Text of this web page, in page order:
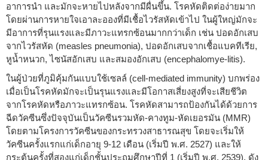
อาการนำ และมักจะหายไปหลังจากมีผื่นขึ้น. โรคหัดติดต่อง่ายมาก
โดยผ่านการหายใจเอาละอองที่มีเชื้อไวรัสหัดเข้าไป ในผู้ใหญ่มักจะ
มีอาการที่รุนแรงและมีภาวะแทรกซ้อนมากกว่าเด็ก เช่น ปอดอักเสบ
จากไวรัสหัด (measles pneumonia), ปอดอักเสบจากเชื้อแบคทีเรีย,
หูน้ำหนวก, ไซนัสอักเสบ และสมองอักเสบ (encephalomye-litis).
ในผู้ป่วยที่ภูมิคุ้มกันแบบใช้เซลล์ (cell-mediated immunity) บกพร่อง
เมื่อเป็นโรคหัดมักจะเป็นรุนแรงและมีโอกาสเสี่ยงสูงที่จะเสียชีวิต
จากโรคหัดหรือภาวะแทรกซ้อน. โรคหัดสามารถป้องกันได้ด้วยการ
ฉีดวัคซีนซึ่งปัจจุบันเป็นวัคซีนรวมหัด-คางทูม-หัดเยอรมัน (MMR)
โดยตามโครงการวัคซีนของกระทรวงสาธารณสุข โดยจะเริ่มให้
วัคซีนครั้งแรกแก่เด็กอายุ 9-12 เดือน (เริ่มปี พ.ศ. 2527) และให้
กระตุ้นครั้งที่สองแก่เด็กชั้นประถมศึกษาปีที่ 1 (เริ่มปี พ.ศ. 2539). ดัง